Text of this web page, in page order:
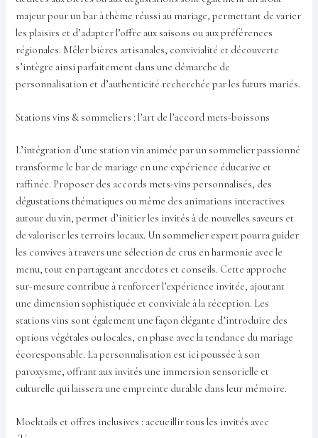
majeur pour un bar à thème réussi au mariage, permettant de varier
les plaisirs et d’adapter l’offre aux saisons ou aux préférences
régionales. Mêler bières artisanales, convivialité et découverte
s’intègre ainsi parfaitement dans une démarche de
personnalisation et d’authenticité recherchée par les futurs mariés.
Stations vins & sommeliers : l’art de l’accord mets-boissons
L’intégration d’une station vin animée par un sommelier passionné
transforme le bar de mariage en une expérience éducative et
raffinée. Proposer des accords mets-vins personnalisés, des
dégustations thématiques ou même des animations interactives
autour du vin, permet d’initier les invités à de nouvelles saveurs et
de valoriser les terroirs locaux. Un sommelier expert pourra guider
les convives à travers une sélection de crus en harmonie avec le
menu, tout en partageant anecdotes et conseils. Cette approche
sur-mesure contribue à renforcer l’expérience invitée, ajoutant
une dimension sophistiquée et conviviale à la réception. Les
stations vins sont également une façon élégante d’introduire des
options végétales ou locales, en phase avec la tendance du mariage
écoresponsable. La personnalisation est ici poussée à son
paroxysme, offrant aux invités une immersion sensorielle et
culturelle qui laissera une empreinte durable dans leur mémoire.
Mocktails et offres inclusives : accueillir tous les invités avec